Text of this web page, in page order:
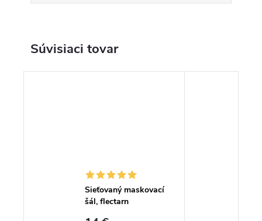
Súvisiaci tovar
Sieťovaný maskovací
šál, flectarn